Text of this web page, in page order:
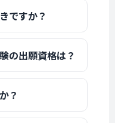
ですか？
の出願資格は？
？